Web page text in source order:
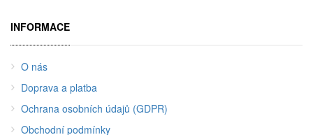
INFORMACE
O nás
Doprava a platba
Ochrana osobních údajů (GDPR)
Obchodní podmínky